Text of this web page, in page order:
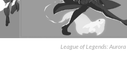
League of Legends: